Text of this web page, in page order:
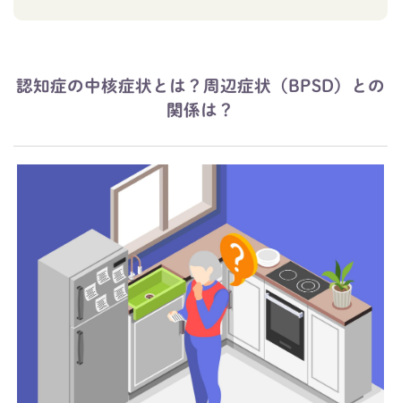
認知症の中核症状とは？周辺症状（BPSD）との
関係は？